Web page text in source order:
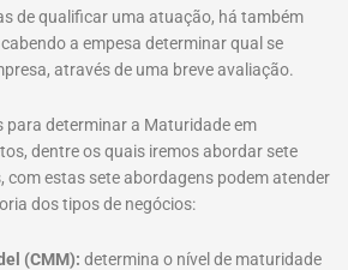
de qualificar uma atuação, há também
a empesa determinar qual se
através de uma breve avaliação.
para determinar a Maturidade em
dentre os quais iremos abordar sete
com estas sete abordagens podem atender
dos tipos de negócios:
(CMM): determina o nível de maturidade